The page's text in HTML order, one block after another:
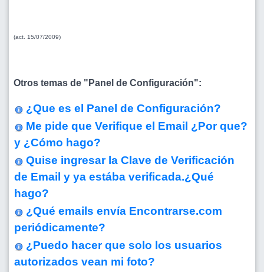
(act. 15/07/2009)
Otros temas de "Panel de Configuración":
¿Que es el Panel de Configuración?
Me pide que Verifique el Email ¿Por que?
y ¿Cómo hago?
Quise ingresar la Clave de Verificación
de Email y ya estába verificada.¿Qué
hago?
¿Qué emails envía Encontrarse.com
periódicamente?
¿Puedo hacer que solo los usuarios
autorizados vean mi foto?